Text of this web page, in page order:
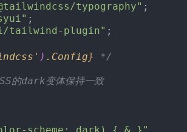
typography" ;
;
tailwind-plugin" ;
) .Config}
*/
的dark变体保持一致